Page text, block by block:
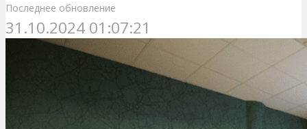
Последнее обновление
31.10.2024 01:07:21